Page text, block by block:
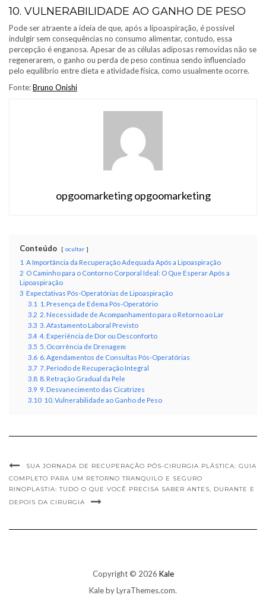
10. VULNERABILIDADE AO GANHO DE PESO
Pode ser atraente a ideia de que, após a lipoaspiração, é possível
indulgir sem consequências no consumo alimentar, contudo, essa
percepção é enganosa. Apesar de as células adiposas removidas não se
regenerarem, o ganho ou perda de peso continua sendo influenciado
pelo equilíbrio entre dieta e atividade física, como usualmente ocorre.
Fonte:Bruno Onishi
opgoomarketing opgoomarketing
Conteúdo ocultar
1 A Importância da Recuperação Adequada Após a Lipoaspiração
2 O Caminho para o Contorno Corporal Ideal: O Que Esperar Após a
Lipoaspiração
3 Expectativas Pós-Operatórias de Lipoaspiração
3.1 1. Presença de Edema Pós-Operatório
3.2 2. Necessidade de Acompanhamento para o Retorno ao Lar
3.3 3. Afastamento Laboral Previsto
3.4 4. Experiência de Dor ou Desconforto
3.5 5. Ocorrência de Drenagem
3.6 6. Agendamentos de Consultas Pós-Operatórias
3.7 7. Período de Recuperação Integral
3.8 8. Retração Gradual da Pele
3.9 9. Desvanecimento das Cicatrizes
3.10 10. Vulnerabilidade ao Ganho de Peso
SUA JORNADA DE RECUPERAÇÃO PÓS-CIRURGIA PLÁSTICA: GUIA
COMPLETO PARA UM RETORNO TRANQUILO E SEGURO
RINOPLASTIA: TUDO O QUE VOCÊ PRECISA SABER ANTES, DURANTE E
DEPOIS DA CIRURGIA
Copyright © 2026 Kale
Kaleby LyraThemes.com.